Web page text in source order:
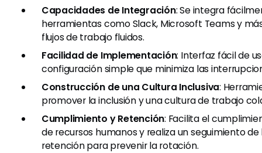
Capacidades de Integración: Se integra
herramientas como Slack, Microsoft Teams y
flujos de trabajo fluidos.
Facilidad de Implementación: Interfaz fácil de
configuración simple que minimiza las
Construcción de una Cultura Inclusiva:
promover la inclusión y una cultura de trabajo
Cumplimiento y Retención: Facilita el
de recursos humanos y realiza un seguimiento
retención para prevenir la rotación.